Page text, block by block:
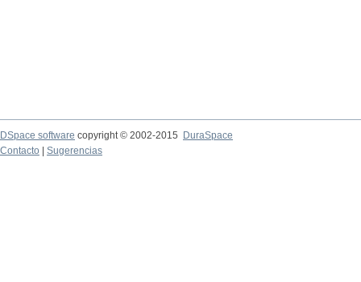
DSpace software copyright © 2002-2015
DuraSpace
Contacto
Sugerencias